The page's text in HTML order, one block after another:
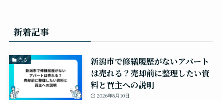
新着記事
売る
新潟市で修繕履歴がないアパート
は売れる？売却前に整理したい資
料と買主への説明
2026年8月10日